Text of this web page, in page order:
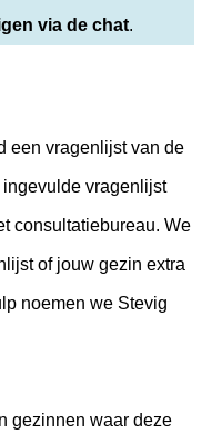
via de chat.
een vragenlijst van de
vragenlijst
consultatiebureau. We
of jouw gezin extra
noemen we Stevig
gezinnen waar deze